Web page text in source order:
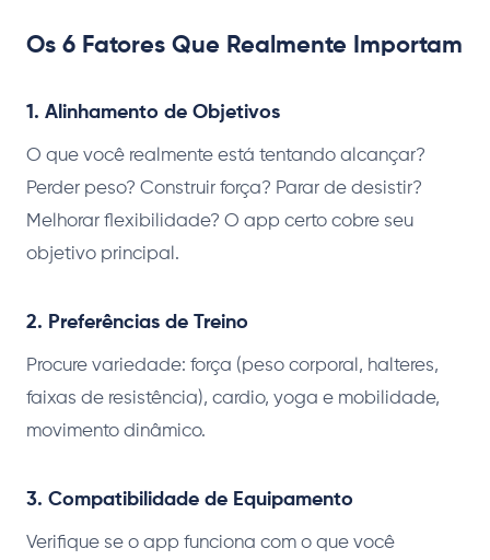
Os 6 Fatores Que Realmente Importam
1. Alinhamento de Objetivos
O que você realmente está tentando alcançar?
Perder peso? Construir força? Parar de desistir?
Melhorar flexibilidade? O app certo cobre seu
objetivo principal.
2. Preferências de Treino
Procure variedade: força (peso corporal, halteres,
faixas de resistência), cardio, yoga e mobilidade,
movimento dinâmico.
3. Compatibilidade de Equipamento
Verifique se o app funciona com o que você